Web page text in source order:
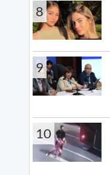
8
9
10